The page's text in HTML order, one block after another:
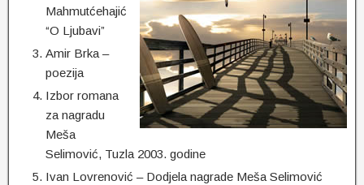
Mahmutćehajić
“O Ljubavi”
Amir Brka –
poezija
Izbor romana
za nagradu
Meša
Selimović, Tuzla 2003. godine
Ivan Lovrenović – Dodjela nagrade Meša Selimović